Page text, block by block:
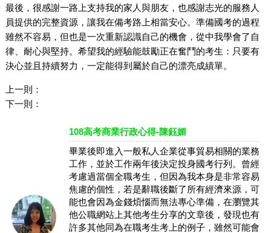
最後，很感謝一路上支持我的家人與朋友，也感謝志光的服務人
員提供的完整資源，讓我在備考路上相當安心。準備國考的過程
雖然不容易，但也是一次重新認識自己的機會，從中我學會了自
律、耐心與堅持。希望我的經驗能鼓勵正在奮鬥的考生：只要有
決心並且持續努力，一定能得到屬於自己的漂亮成績單。
上一則：
下一則：
108高考商業行政心得-陳鈺媚
畢業後即進入一般私人企業從事貿易相關的業務
工作，並於工作兩年後決定投身國考行列。曾經
考慮過當個全職考生，但因為我本身是非常容易
焦慮的個性，若是辭職後斷了所有經濟來源，可
能也會因為金錢煩惱而無法專心準備，在瀏覽其
他公職網站上其他考生分享的文章後，發現也有
許多其他同為在職考生考上的例子，雖然可能會